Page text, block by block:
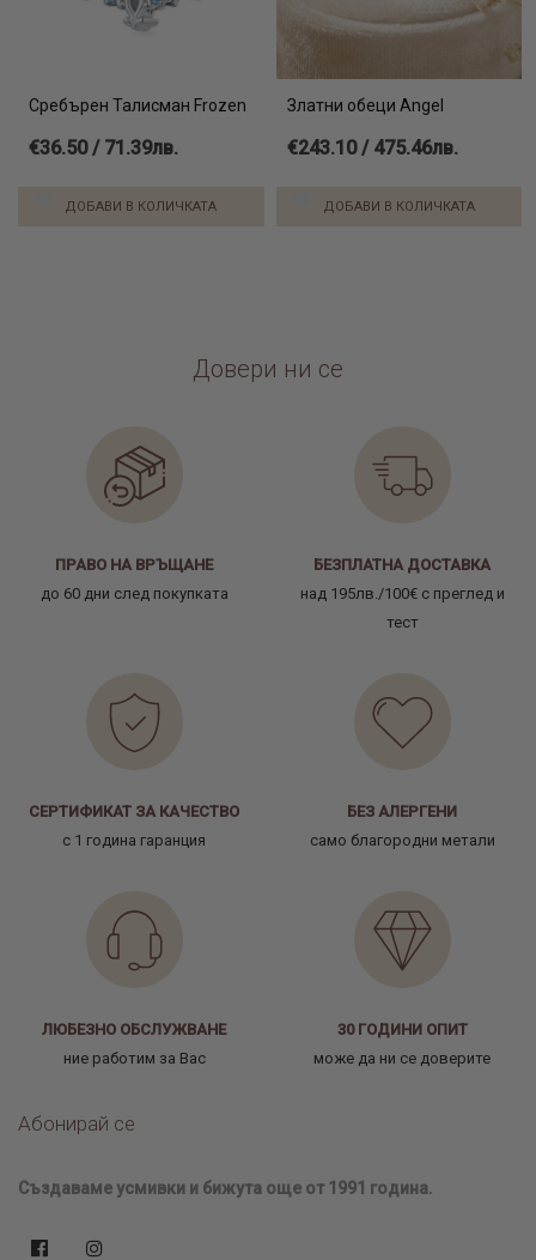
Сребърен Талисман Frozen
€36.50 / 71.39лв.
ДОБАВИ В КОЛИЧКАТА
Златни обеци Angel
€243.10 / 475.46лв.
ДОБАВИ В КОЛИЧКАТА
Довери ни се
ПРАВО НА ВРЪЩАНЕ
до 60 дни след покупката
БЕЗПЛАТНА ДОСТАВКА
над 195лв./100€ с преглед и
тест
СЕРТИФИКАТ ЗА КАЧЕСТВО
с 1 година гаранция
БЕЗ АЛЕРГЕНИ
само благородни метали
ЛЮБЕЗНО ОБСЛУЖВАНЕ
ние работим за Вас
30 ГОДИНИ ОПИТ
може да ни се доверите
Абонирай се
Създаваме усмивки и бижута още от 1991 година.